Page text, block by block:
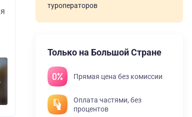
туроператоров
Только на Большой Стране
Прямая цена без комиссии
Оплата частями, без
процентов